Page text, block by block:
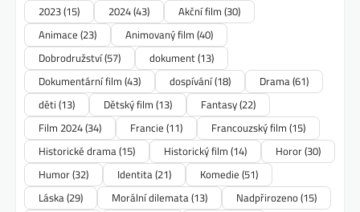
2023(15) 2024(43) Akční film (30)
Animace (23) Animovaný film (40)
Dobrodružství(57) dokument(13)
Dokumentární film (43) dospívání(18) Drama(61)
děti (13) Dětský film (13) Fantasy(22)
Film 2024(34) Francie (11) Francouzský film (15)
Historické drama(15) Historický film (14) Horor(30)
Humor(32) Identita(21) Komedie (51)
Láska(29) Morální dilemata(13) Nadpřirozeno(15)